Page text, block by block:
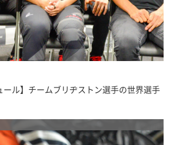
ール】チームブリヂストン選手の世界選手